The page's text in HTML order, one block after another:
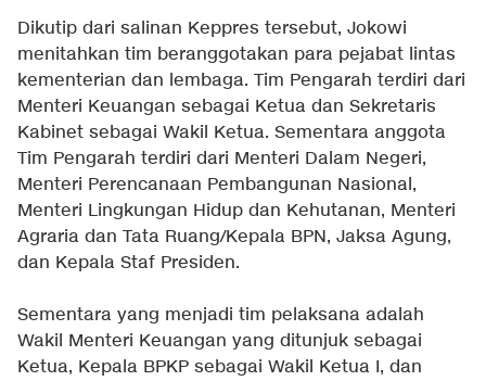
Dikutip dari salinan Keppres tersebut, Jokowi
menitahkan tim beranggotakan para pejabat lintas
kementerian dan lembaga. Tim Pengarah terdiri dari
Menteri Keuangan sebagai Ketua dan Sekretaris
Kabinet sebagai Wakil Ketua. Sementara anggota
Tim Pengarah terdiri dari Menteri Dalam Negeri,
Menteri Perencanaan Pembangunan Nasional,
Menteri Lingkungan Hidup dan Kehutanan, Menteri
Agraria dan Tata Ruang/Kepala BPN, Jaksa Agung,
dan Kepala Staf Presiden.
Sementara yang menjadi tim pelaksana adalah
Wakil Menteri Keuangan yang ditunjuk sebagai
Ketua, Kepala BPKP sebagai Wakil Ketua I, dan